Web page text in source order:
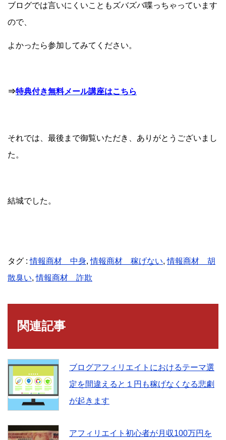
ブログでは言いにくいこともズバズバ喋っちゃっています
ので、
よかったら参加してみてください。
⇒特典付き無料メール講座はこちら
それでは、最後まで御覧いただき、ありがとうございまし
た。
結城でした。
タグ :情報商材 中身,情報商材 稼げない,情報商材 胡
散臭い,情報商材 詐欺
関連記事
ブログアフィリエイトにおけるテーマ選
定を間違えると１円も稼げなくなる悲劇
が起きます
アフィリエイト初心者が月収100万円を